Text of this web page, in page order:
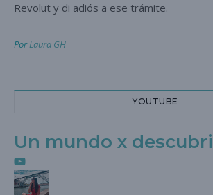
Revolut y di adiós a ese trámite.
PorLaura GH
YOUTUBE
Un mundo x